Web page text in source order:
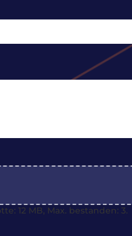
12 MB, Max. bestanden: 3.